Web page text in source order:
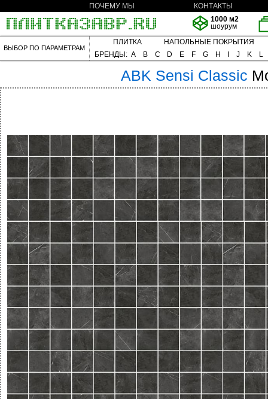
ПОЧЕМУ МЫ
КОНТАКТЫ
1000 м2
шоурум
ВЫБОР ПО ПАРАМЕТРАМ
ПЛИТКА
НАПОЛЬНЫЕ ПОКРЫТИЯ
БРЕНДЫ: A B C D E F G H J K L
ABK Sensi Classic